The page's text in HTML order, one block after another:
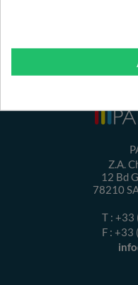
Z.A.
12 Bd
78210
T : +33
F : +33